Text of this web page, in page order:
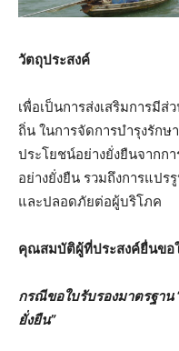
วัตถุประสงค์
เพื่อเป็นการส่งเสริมการมี
ถิ่น ในการจัดการบำรุงรัก
ประโยชน์อย่างยั่งยืนจากก
อย่างยั่งยืน รวมถึงการแป
และปลอดภัยต่อผู้บริโภค
คุณสมบัติผู้ที่ประสงค์ยื่นขอ
กรณีขอใบรับรองมาตรฐาน
ยั่งยืน”